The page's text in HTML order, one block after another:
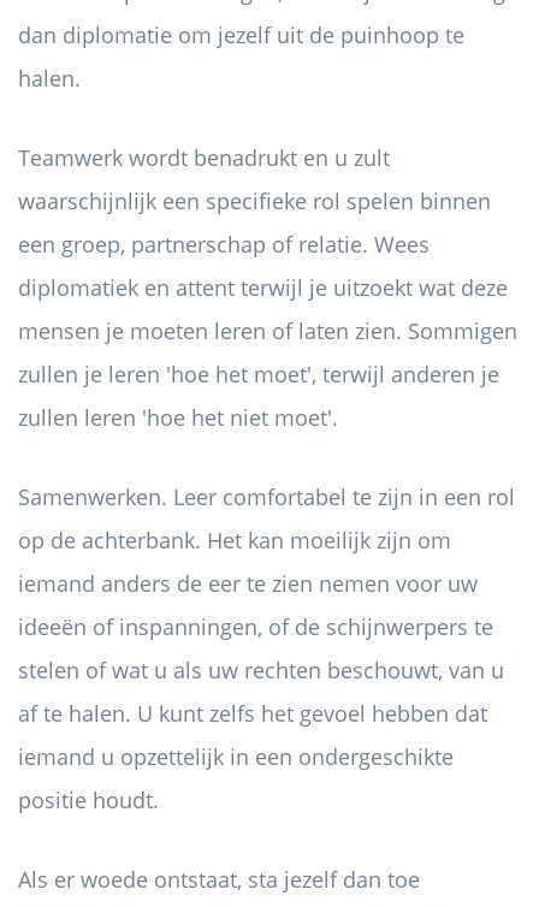
dan diplomatie om jezelf uit de puinhoop te
halen.
Teamwerk wordt benadrukt en u zult
waarschijnlijk een specifieke rol spelen binnen
een groep, partnerschap of relatie. Wees
diplomatiek en attent terwijl je uitzoekt wat deze
mensen je moeten leren of laten zien. Sommigen
zullen je leren 'hoe het moet', terwijl anderen je
zullen leren 'hoe het niet moet'.
Samenwerken. Leer comfortabel te zijn in een rol
op de achterbank. Het kan moeilijk zijn om
iemand anders de eer te zien nemen voor uw
ideeën of inspanningen, of de schijnwerpers te
stelen of wat u als uw rechten beschouwt, van u
af te halen. U kunt zelfs het gevoel hebben dat
iemand u opzettelijk in een ondergeschikte
positie houdt.
Als er woede ontstaat, sta jezelf dan toe